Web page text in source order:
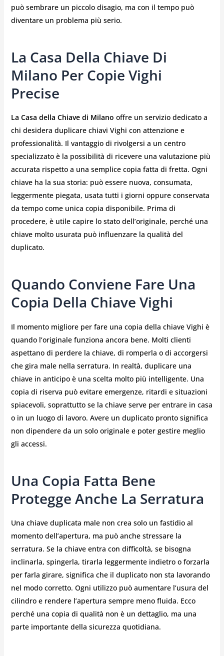
può sembrare un piccolo disagio, ma con il tempo può
diventare un problema più serio.
La Casa Della Chiave Di
Milano Per Copie Vighi
Precise
La Casa della Chiave di Milano offre un servizio dedicato a
chi desidera duplicare chiavi Vighi con attenzione e
professionalità. Il vantaggio di rivolgersi a un centro
specializzato è la possibilità di ricevere una valutazione più
accurata rispetto a una semplice copia fatta di fretta. Ogni
chiave ha la sua storia: può essere nuova, consumata,
leggermente piegata, usata tutti i giorni oppure conservata
da tempo come unica copia disponibile. Prima di
procedere, è utile capire lo stato dell’originale, perché una
chiave molto usurata può influenzare la qualità del
duplicato.
Quando Conviene Fare Una
Copia Della Chiave Vighi
Il momento migliore per fare una copia della chiave Vighi è
quando l’originale funziona ancora bene. Molti clienti
aspettano di perdere la chiave, di romperla o di accorgersi
che gira male nella serratura. In realtà, duplicare una
chiave in anticipo è una scelta molto più intelligente. Una
copia di riserva può evitare emergenze, ritardi e situazioni
spiacevoli, soprattutto se la chiave serve per entrare in casa
o in un luogo di lavoro. Avere un duplicato pronto significa
non dipendere da un solo originale e poter gestire meglio
gli accessi.
Una Copia Fatta Bene
Protegge Anche La Serratura
Una chiave duplicata male non crea solo un fastidio al
momento dell’apertura, ma può anche stressare la
serratura. Se la chiave entra con difficoltà, se bisogna
inclinarla, spingerla, tirarla leggermente indietro o forzarla
per farla girare, significa che il duplicato non sta lavorando
nel modo corretto. Ogni utilizzo può aumentare l’usura del
cilindro e rendere l’apertura sempre meno fluida. Ecco
perché una copia di qualità non è un dettaglio, ma una
parte importante della sicurezza quotidiana.